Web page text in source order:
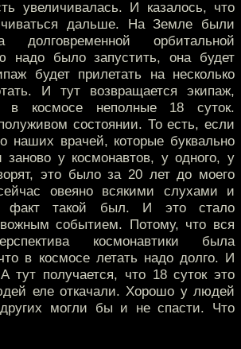
увеличивалась. И казалось, что
дальше. На Земле были
долговременной орбитальной
надо было запустить, она будет
будет прилетать на несколько
И тут возвращается экипаж,
в космосе неполные 18 суток.
состоянии. То есть, если
наших врачей, которые буквально
заново у космонавтов, у одного, у
это было за 20 лет до моего
овеяно всякими слухами и
факт такой был. И это стало
событием. Потому, что вся
космонавтики была
в космосе летать надо долго. И
тут получается, что 18 суток это
еле откачали. Хорошо у людей
могли бы и не спасти. Что